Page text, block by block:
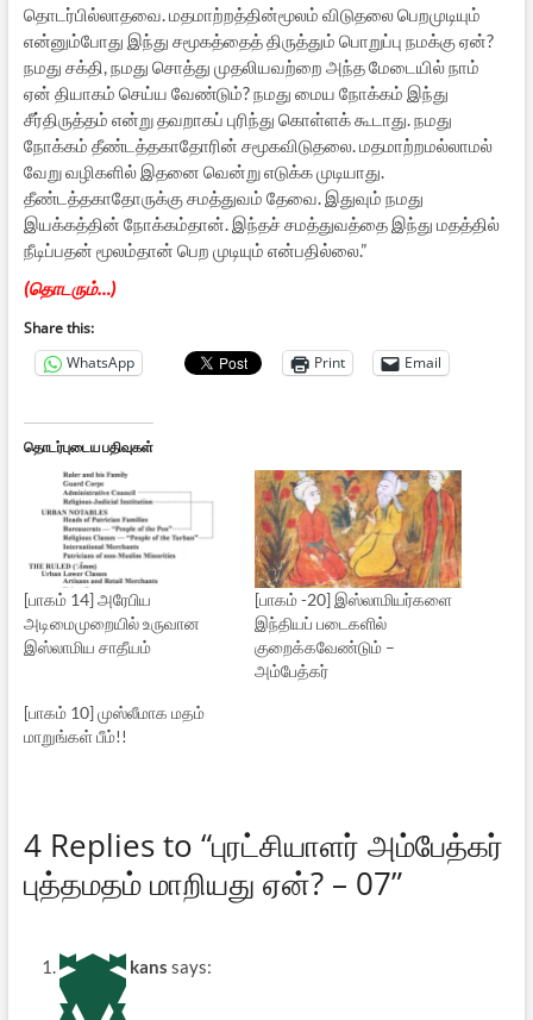
தொடர்பில்லாதவை. மதமாற்றத்தின்மூலம் விடுதலை பெறமுடியும்
என்னும்போது இந்து சமூகத்தைத் திருத்தும் பொறுப்பு நமக்கு ஏன்?
நமது சக்தி, நமது சொத்து முதலியவற்றை அந்த மேடையில் நாம்
ஏன் தியாகம் செய்ய வேண்டும்? நமது மைய நோக்கம் இந்து
சீர்திருத்தம் என்று தவறாகப் புரிந்து கொள்ளக் கூடாது. நமது
நோக்கம் தீண்டத்தகாதோரின் சமூகவிடுதலை. மதமாற்றமல்லாமல்
வேறு வழிகளில் இதனை வென்று எடுக்க முடியாது.
தீண்டத்தகாதோருக்கு சமத்துவம் தேவை. இதுவும் நமது
இயக்கத்தின் நோக்கம்தான். இந்தச் சமத்துவத்தை இந்து மதத்தில்
நீடிப்பதன் மூலம்தான் பெற முடியும் என்பதில்லை.”
(தொடரும்…)
Share this:
WhatsApp
Print Email
தொடர்புடைய பதிவுகள்
[பாகம் 14] அரேபிய
அடிமைமுறையில் உருவான
இஸ்லாமிய சாதீயம்
[பாகம் -20] இஸ்லாமியர்களை
இந்தியப் படைகளில்
குறைக்கவேண்டும் –
அம்பேத்கர்
[பாகம் 10] முஸ்லீமாக மதம்
மாறுங்கள் பீம்!!
4 Replies to “புரட்சியாளர் அம்பேத்கர்
புத்தமதம் மாறியது ஏன்? – 07”
kans says: